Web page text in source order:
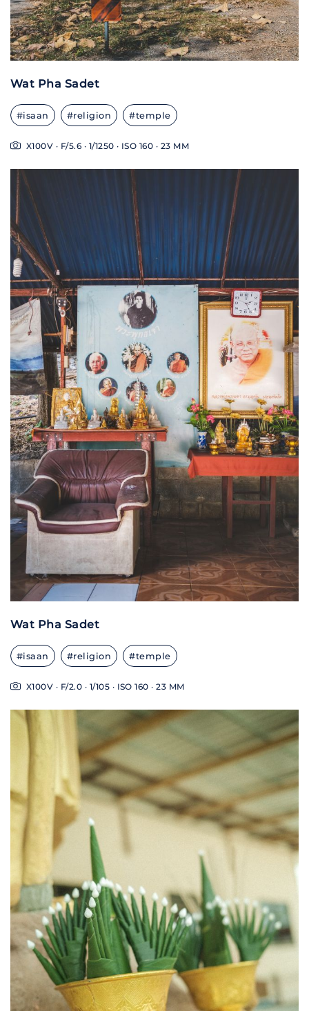
Wat Pha Sadet
#isaan #religion #temple
X100V · F/5.6 · 1/1250 · ISO 160 · 23 MM
Wat Pha Sadet
#isaan #religion #temple
X100V · F/2.0 · 1/105 · ISO 160 · 23 MM